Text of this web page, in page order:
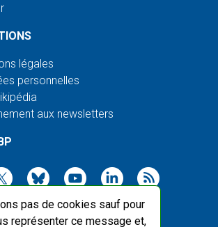
pas de cookies sauf pour
représenter ce message et,
légales
personnelles
aux newsletters